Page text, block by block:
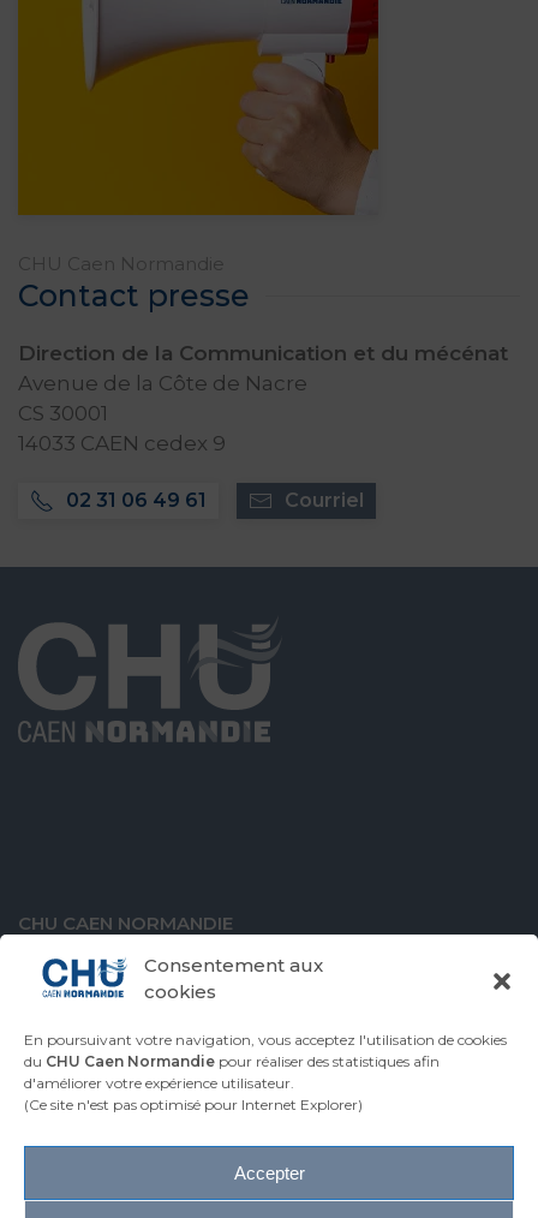
Consentement aux
cookies
En poursuivant votre navigation, vous acceptez l'utilisation de cookies
du CHU Caen Normandie pour réaliser des statistiques afin
d'améliorer votre expérience utilisateur.
(Ce site n'est pas optimisé pour Internet Explorer)
Accepter
CHU Caen Normandie
Contact presse
Direction de la Communication et du mécénat
Avenue de la Côte de Nacre
CS 30001
14033 CAEN cedex 9
02 31 06 49 61 Courriel
CHU CAEN NORMANDIE
14000 Caen
VENIR AU CHU
ESPACE PRESSE